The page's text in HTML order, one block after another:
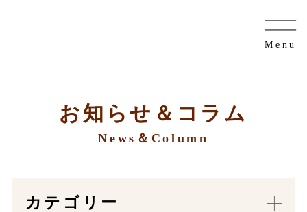
お知らせ＆コラム
News＆Column
カテゴリー